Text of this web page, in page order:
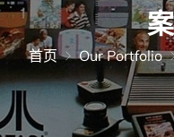
首页 Our Portfolio